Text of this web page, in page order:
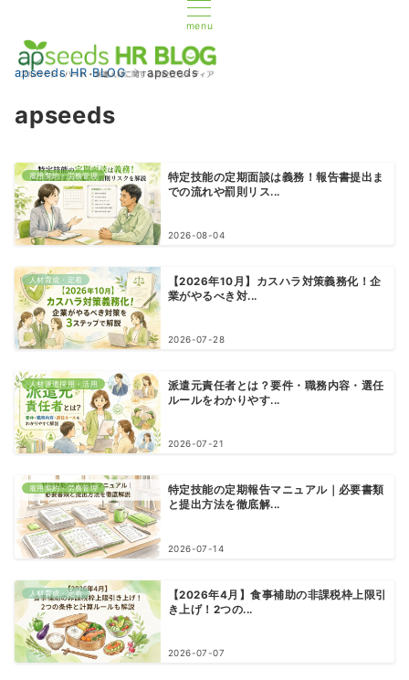
menu
apseeds HR BLOG apseeds
apseeds
雇用契約・労務管理
特定技能の定期面談は義務！報告書提出ま
での流れや罰則リス...
2026-08-04
人材育成・定着
【2026年10月】カスハラ対策義務化！企
業がやるべき対...
2026-07-28
人材派遣採用・活用
派遣元責任者とは？要件・職務内容・選任
ルールをわかりやす...
2026-07-21
雇用契約・労務管理
特定技能の定期報告マニュアル｜必要書類
と提出方法を徹底解...
2026-07-14
人材育成・定着
【2026年4月】食事補助の非課税枠上限引
き上げ！2つの...
2026-07-07